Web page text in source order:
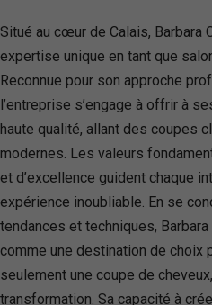
Situé au cœur de Calais, Barbara
expertise unique en tant que
Reconnue pour son approche
l’entreprise s’engage à offrir à
haute qualité, allant des coupes
modernes. Les valeurs
et d’excellence guident chaque
expérience inoubliable. En se
tendances et techniques,
comme une destination de choix
seulement une coupe de
transformation. Sa capacité à